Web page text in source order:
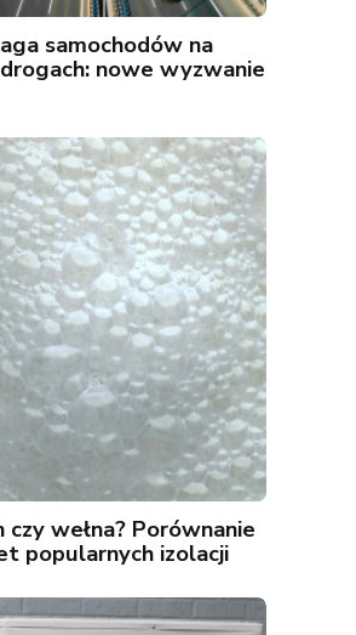
samochodów na
nowe wyzwanie
wełna? Porównanie
popularnych izolacji